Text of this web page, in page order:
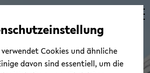
Automatische
vermeiden
zum
wechseln
zum
wechseln
zum
wechseln
verwendet Cookies und ähnliche
davon sind essentiell, um die